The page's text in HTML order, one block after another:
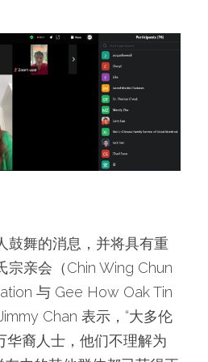
鼓舞的消息，并将具有重
宗亲会（Chin Wing Chun
与 Gee How Oak Tin
Chan 表示，“大多伦
华裔人士，他们不理解为